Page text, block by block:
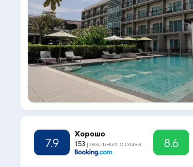
7.9
Хорошо
153 реальных отзыва 8.6